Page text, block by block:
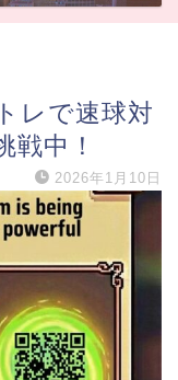
レで速球対
戦中！
2026年1月10日